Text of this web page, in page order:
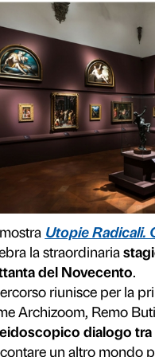
a Firenze.Tra
permette un
l’occasione, di
Santi di Tito,
Ultimo atto d’una
Pontormo e
sviluppo
cultura e di estro
Francesco I de’